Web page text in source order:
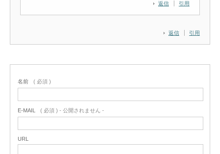
返信 引用
返信 引用
名前 ( 必須 )
E-MAIL ( 必須 ) - 公開されません -
URL